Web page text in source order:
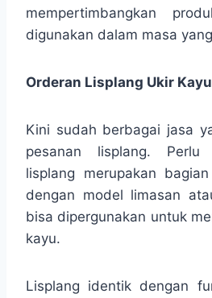
mempertimbangkan
digunakan dalam masa
Orderan Lisplang Ukir
Kini sudah berbagai jasa
pesanan lisplang. Perlu
lisplang merupakan
dengan model limasan
bisa dipergunakan untuk
kayu.
Lisplang identik dengan